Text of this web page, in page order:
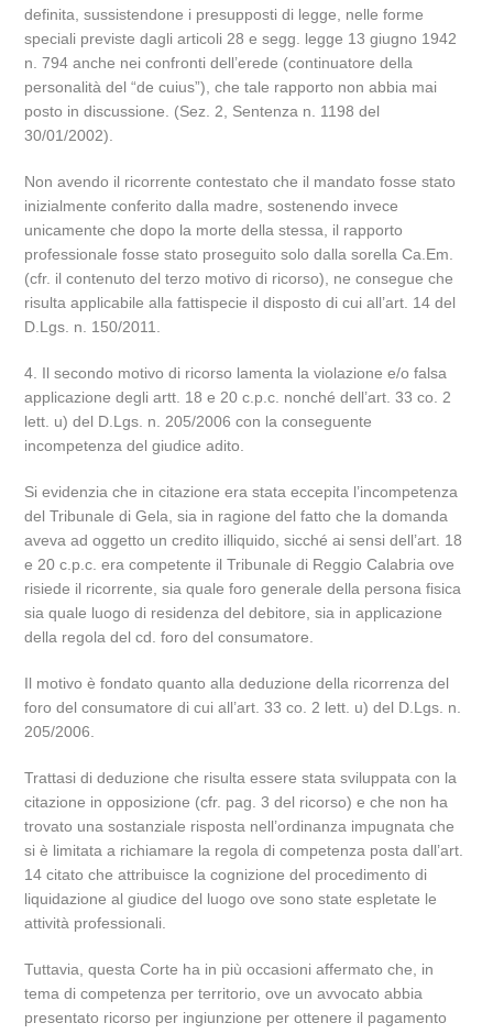
definita, sussistendone i presupposti di legge, nelle forme
speciali previste dagli articoli 28 e segg. legge 13 giugno 1942
n. 794 anche nei confronti dell’erede (continuatore della
personalità del “de cuius”), che tale rapporto non abbia mai
posto in discussione. (Sez. 2, Sentenza n. 1198 del
30/01/2002).
Non avendo il ricorrente contestato che il mandato fosse stato
inizialmente conferito dalla madre, sostenendo invece
unicamente che dopo la morte della stessa, il rapporto
professionale fosse stato proseguito solo dalla sorella Ca.Em.
(cfr. il contenuto del terzo motivo di ricorso), ne consegue che
risulta applicabile alla fattispecie il disposto di cui all’art. 14 del
D.Lgs. n. 150/2011.
4. Il secondo motivo di ricorso lamenta la violazione e/o falsa
applicazione degli artt. 18 e 20 c.p.c. nonché dell’art. 33 co. 2
lett. u) del D.Lgs. n. 205/2006 con la conseguente
incompetenza del giudice adito.
Si evidenzia che in citazione era stata eccepita l’incompetenza
del Tribunale di Gela, sia in ragione del fatto che la domanda
aveva ad oggetto un credito illiquido, sicché ai sensi dell’art. 18
e 20 c.p.c. era competente il Tribunale di Reggio Calabria ove
risiede il ricorrente, sia quale foro generale della persona fisica
sia quale luogo di residenza del debitore, sia in applicazione
della regola del cd. foro del consumatore.
Il motivo è fondato quanto alla deduzione della ricorrenza del
foro del consumatore di cui all’art. 33 co. 2 lett. u) del D.Lgs. n.
205/2006.
Trattasi di deduzione che risulta essere stata sviluppata con la
citazione in opposizione (cfr. pag. 3 del ricorso) e che non ha
trovato una sostanziale risposta nell’ordinanza impugnata che
si è limitata a richiamare la regola di competenza posta dall’art.
14 citato che attribuisce la cognizione del procedimento di
liquidazione al giudice del luogo ove sono state espletate le
attività professionali.
Tuttavia, questa Corte ha in più occasioni affermato che, in
tema di competenza per territorio, ove un avvocato abbia
presentato ricorso per ingiunzione per ottenere il pagamento